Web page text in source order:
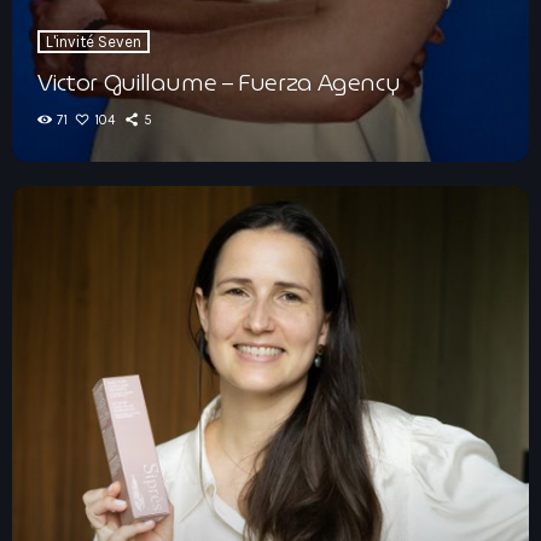
L'invité Seven
Victor Guillaume – Fuerza Agency
71 104 5
L'invité Seven